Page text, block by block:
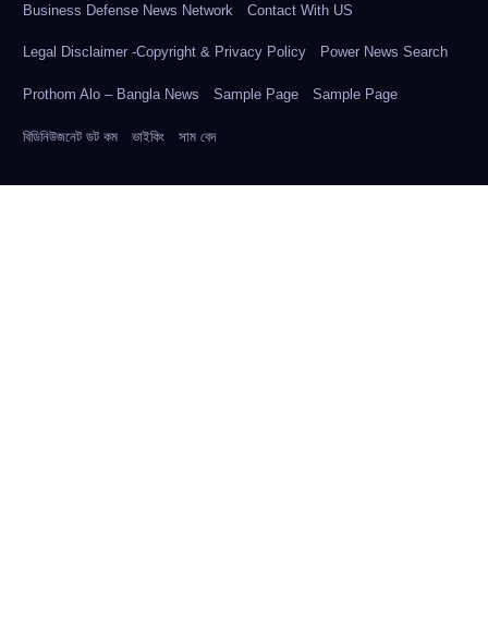
Business Defense News Network Contact With US
Legal Disclaimer -Copyright & Privacy Policy Power News Search
Prothom Alo – Bangla News Sample Page Sample Page
বিডিনিউজনেট ডট কম ভাইকিং সাম বেদ